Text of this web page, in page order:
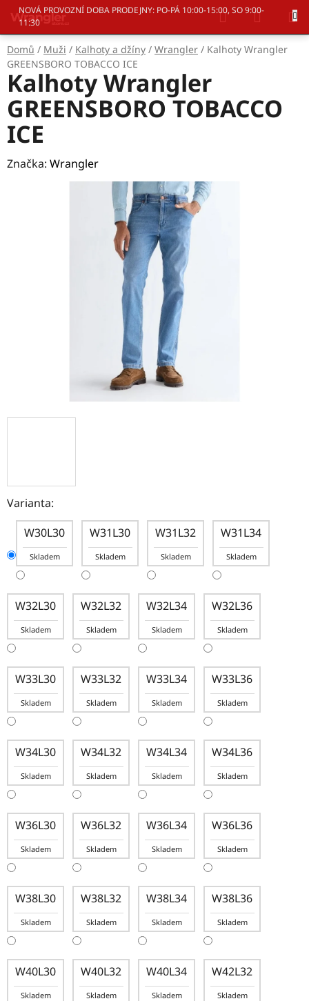
Přejít
obsah
NOVÁ PROVOZNÍ DOBA PRODEJNY: PO-PÁ 10:00-15:00, SO 9:00-
11:30
Hledat
KOŠÍK
Domů / Muži / Kalhoty a džíny / Wrangler / Kalhoty Wrangler
GREENSBORO TOBACCO ICE
Varianta:
W30L30
Skladem
W31L30
Skladem
W31L32
Skladem
W31L34
Skladem
W32L30
Skladem
W32L32
Skladem
W32L34
Skladem
W32L36
Skladem
W33L30
Skladem
W33L32
Skladem
W33L34
Skladem
W33L36
Skladem
W34L30
Skladem
W34L32
Skladem
W34L34
Skladem
W34L36
Skladem
W36L30
Skladem
W36L32
Skladem
W36L34
Skladem
W36L36
Skladem
W38L30
Skladem
W38L32
Skladem
W38L34
Skladem
W38L36
Skladem
W40L30
Skladem
W40L32
Skladem
W40L34
Skladem
W42L32
Skladem
Kalhoty Wrangler
GREENSBORO TOBACCO
ICE
Značka: Wrangler